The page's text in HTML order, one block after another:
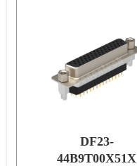
DF23-
44B9T00X51X